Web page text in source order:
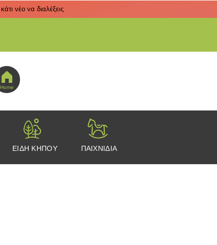
νέο να διαλέξεις
Home
ΕΙΔΗ ΚΗΠΟΥ ΠΑΙΧΝΙΔΙΑ